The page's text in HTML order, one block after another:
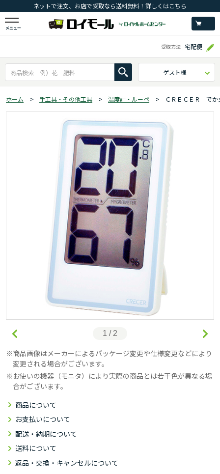
ネットで注文、お店で受取なら送料無料！詳しくはこちら
メニュー
受取方法 宅配便
ゲスト様
ホーム > 手工具・その他工具 > 温度計・ルーペ > ＣＲＥＣＥＲ でか
1 / 2
商品画像はメーカーによるパッケージ変更や仕様変更などにより
変更される場合がございます。
お使いの機器（モニタ）により実際の商品とは若干色が異なる場
合がございます。
商品について
お支払いについて
配送・納期について
送料について
返品・交換・キャンセルについて